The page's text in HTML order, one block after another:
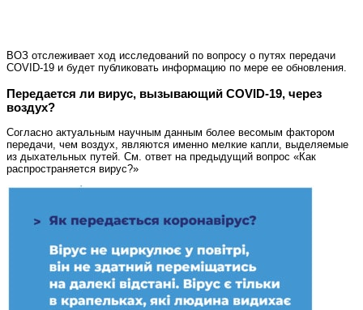
ВОЗ отслеживает ход исследований по вопросу о путях передачи
COVID-19 и будет публиковать информацию по мере ее обновления.
Передается ли вирус, вызывающий COVID-19, через
воздух?
Согласно актуальным научным данным более весомым фактором
передачи, чем воздух, являются именно мелкие капли, выделяемые
из дыхательных путей. См. ответ на предыдущий вопрос «Как
распространяется вирус?»